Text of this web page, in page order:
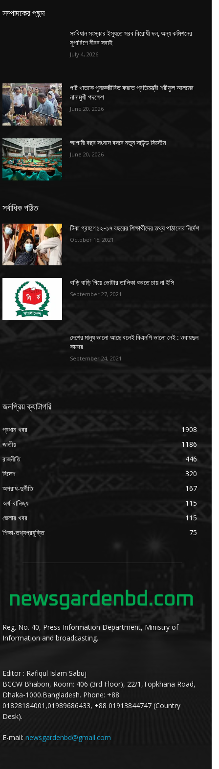
সম্পাদকের পছন্দ
সংবিধান সংস্কার ইস্যুতে সরব বিরোধী দল, অন্য কমিশনের
সুপারিশে নীরব সবাই
July 4, 2026
পাট খাতকে পুনরুজ্জীবিত করতে প্রতিমন্ত্রী শরীফুল আলমের
নানামুখী পদক্ষেপ
June 20, 2026
আগামী বছর সংসদে বসবে নতুন সাউন্ড সিস্টেম
June 20, 2026
সর্বাধিক পঠিত
টিকা গ্রহণে ১২-১৭ বছরের শিক্ষার্থীদের তথ্য পাঠানোর নির্দেশ
October 15, 2021
বাড়ি বাড়ি গিয়ে ভোটার তালিকা করতে চায় না ইসি
September 27, 2021
দেশের মানুষ ভালো আছে বলেই বিএনপি ভালো নেই : ওবায়দুল
কাদের
September 24, 2021
জনপ্রিয় ক্যাটাগরি
প্রধান খবর
1908
জাতীয়
1186
রাজনীতি
446
বিদেশ
320
অপরাধ-দুর্নীতি
167
অর্থ-বানিজ্য
115
জেলার খবর
115
শিক্ষা-তথ্যপ্রযুক্তি
75
Reg. No. 40, Press Information Department, Ministry of
Information and broadcasting.
Editor : Rafiqul Islam Sabuj
BCCW Bhabon, Room: 406 (3rd Floor), 22/1,Topkhana Road,
Dhaka-1000.Bangladesh. Phone: +88
01828184001,01989686433, +88 01913844747 (Country
Desk).
E-mail: newsgardenbd@gmail.com